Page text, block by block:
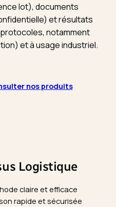
lot), documents
et résultats
notamment
et à usage industriel.
nos produits
Logistique
claire et efficace
rapide et sécurisée